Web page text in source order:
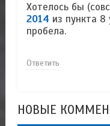
Хотелось бы
2014 из пункта 8
пробела.
Ответить
НОВЫЕ